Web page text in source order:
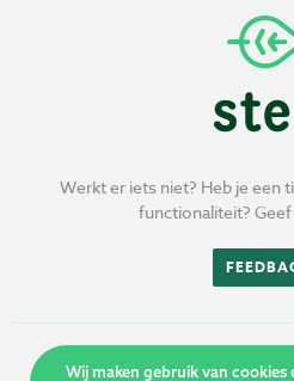
Werkt er iets niet? Heb je een
functionaliteit?
Wij maken gebruik van cookies